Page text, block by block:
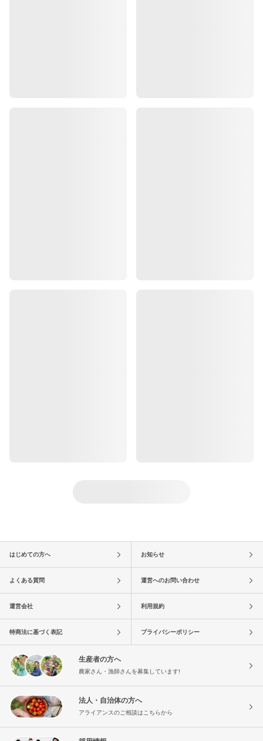
はじめての方へ お知らせ
よくある質問 運営へのお問い合わせ
運営会社 利用規約
特商法に基づく表記 プライバシーポリシー
生産者の方へ
農家さん・漁師さんを募集しています!
法人・自治体の方へ
アライアンスのご相談はこちらから